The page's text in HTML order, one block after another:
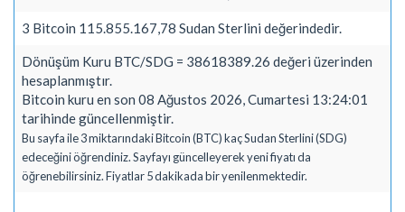
3 Bitcoin 115.855.167,78 Sudan Sterlini değerindedir.
Dönüşüm Kuru BTC/SDG = 38618389.26 değeri üzerinden
hesaplanmıştır.
Bitcoin kuru en son 08 Ağustos 2026, Cumartesi 13:24:01
tarihinde güncellenmiştir.
Bu sayfa ile 3 miktarındaki Bitcoin (BTC) kaç Sudan Sterlini (SDG)
edeceğini öğrendiniz. Sayfayı güncelleyerek yeni fiyatı da
öğrenebilirsiniz. Fiyatlar 5 dakikada bir yenilenmektedir.